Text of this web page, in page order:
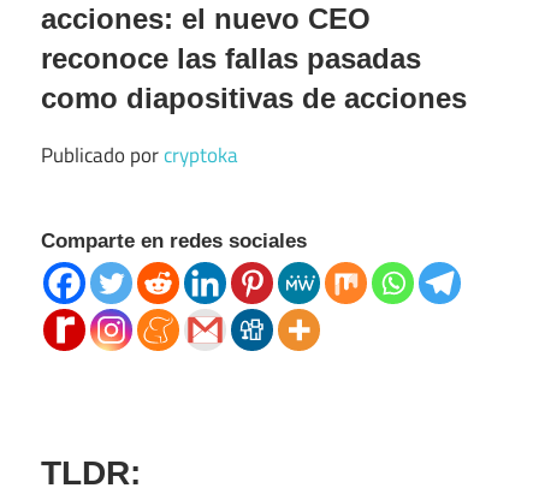
acciones: el nuevo CEO
reconoce las fallas pasadas
como diapositivas de acciones
Publicado porcryptoka
Comparte en redes sociales
TLDR: